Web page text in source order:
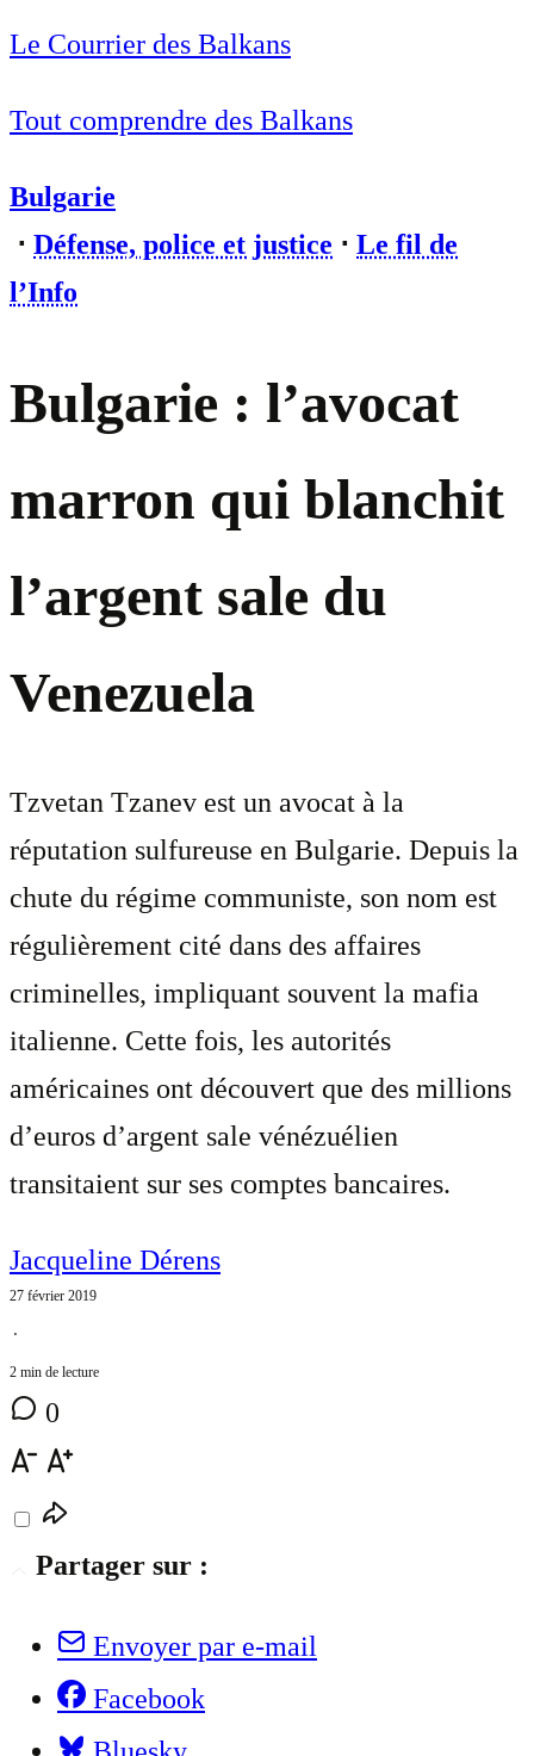
Le Courrier des Balkans
Tout comprendre des Balkans
Bulgarie
⋅ Défense, police et justice ⋅ Le fil de
l’Info
Bulgarie : l’avocat
marron qui blanchit
l’argent sale du
Venezuela
Tzvetan Tzanev est un avocat à la
réputation sulfureuse en Bulgarie. Depuis la
chute du régime communiste, son nom est
régulièrement cité dans des affaires
criminelles, impliquant souvent la mafia
italienne. Cette fois, les autorités
américaines ont découvert que des millions
d’euros d’argent sale vénézuélien
transitaient sur ses comptes bancaires.
Jacqueline Dérens
27 février 2019
⋅
2 min de lecture
0
Partager sur :
Envoyer par e-mail
Facebook